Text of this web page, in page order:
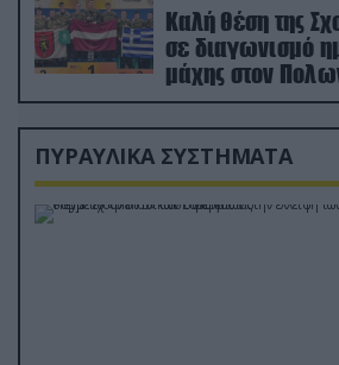
Καλή θέση της
σε διαγωνισμό
μάχης στον
ΠΥΡΑΥΛΙΚΑ ΣΥΣΤΗΜΑΤΑ